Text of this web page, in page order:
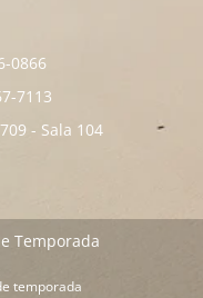
0866
7113
- Sala 104
Temporada
temporada